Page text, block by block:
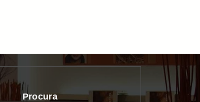
Procura